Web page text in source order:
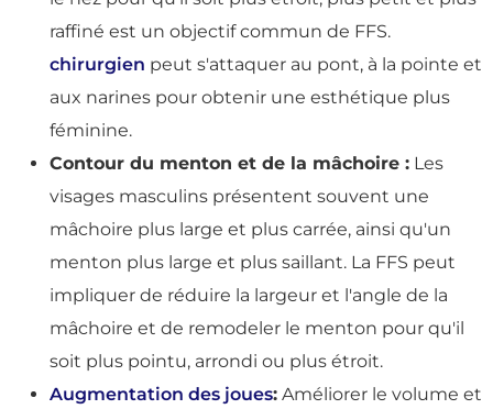
raffiné est un objectif commun de FFS.
chirurgien peut s'attaquer au pont, à la pointe et
aux narines pour obtenir une esthétique plus
féminine.
Contour du menton et de la mâchoire : Les
visages masculins présentent souvent une
mâchoire plus large et plus carrée, ainsi qu'un
menton plus large et plus saillant. La FFS peut
impliquer de réduire la largeur et l'angle de la
mâchoire et de remodeler le menton pour qu'il
soit plus pointu, arrondi ou plus étroit.
Augmentation des joues: Améliorer le volume et